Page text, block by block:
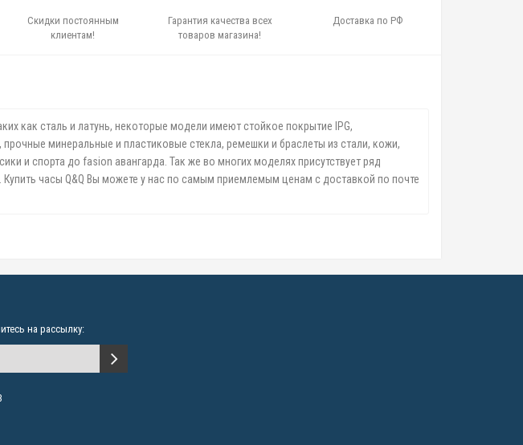
Скидки постоянным
клиентам!
Гарантия качества всех
товаров магазина!
Доставка по РФ
как сталь и латунь, некоторые модели имеют стойкое покрытие IPG,
минеральные и пластиковые стекла, ремешки и браслеты из стали, кожи,
и спорта до fasion авангарда. Так же во многих моделях присутствует ряд
часы Q&Q Вы можете у нас по самым приемлемым ценам с доставкой по почте
на рассылку: